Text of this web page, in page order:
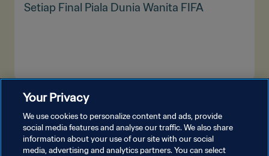
Setiap Final Piala Dunia Wanita FIFA
Your Privacy
We use cookies to personalize content and ads, provide
social media features and analyse our traffic. We also share
information about your use of our site with our social
media, advertising and analytics partners. You can select